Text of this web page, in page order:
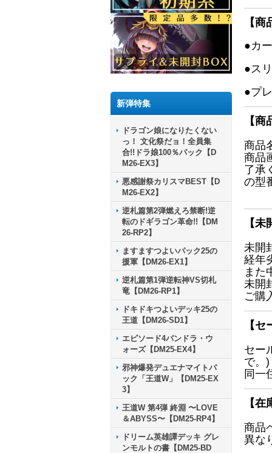
新弾特集
ドラゴン娘になりたくない
っ！ 文化祭だョ！全員集
合!!ドラ娘100％パック【D
M26-EX3】
悪感謝祭カリスマBEST【D
M26-EX2】
逆札篇第2弾燃えろ禁断!逆
転のドギラゴン革命!!【DM
26-RP2】
ますますつよいパック25の
援軍【DM26-EX1】
逆札篇第1弾逆転神VS切札
竜【DM26-RP1】
ドキドキつよいデッキ25の
王道【DM26-SD1】
エピソード4パンドラ・ウ
ォーズ【DM25-EX4】
邪神爆発デュエナマイトパ
ック「王道W」【DM25-EX
3】
王道W 第4弾 終淵 〜LOVE
＆ABYSS〜【DM25-RP4】
ドリーム英雄譚デッキ グレ
ンモルトの書【DM25-BD
【
●カ
●ス
●プ
【
商品
商品
了承
の型
【
未開
経年
また
未開
ご購
【
セー
で。)
同一
【
商品
異な